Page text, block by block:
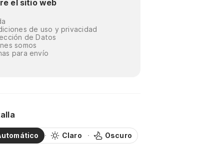
el sitio web
de uso y privacidad
de Datos
somos
para envío
Claro Oscuro